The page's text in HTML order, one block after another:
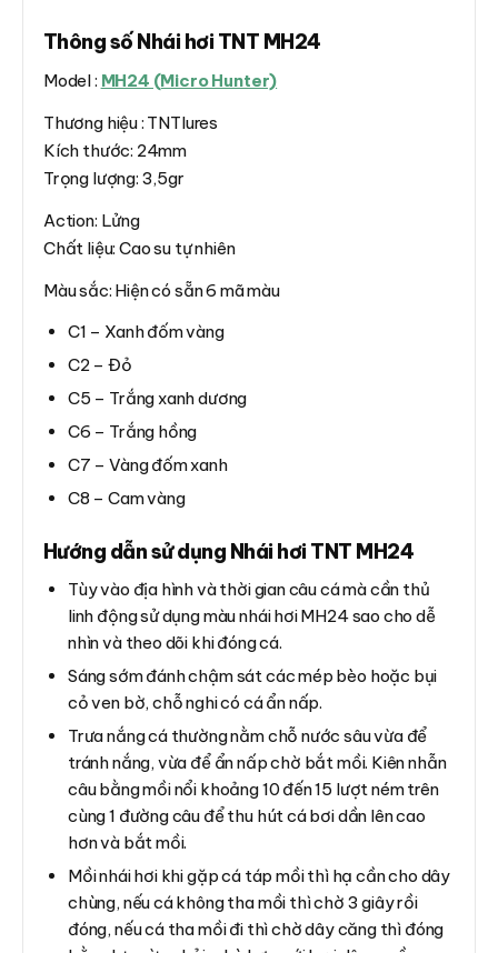
Thông số Nhái hơi TNT MH24
Model : MH24 (Micro Hunter)
Thương hiệu : TNTlures
Kích thước: 24mm
Trọng lượng: 3,5gr
Action: Lửng
Chất liệu: Cao su tự nhiên
Màu sắc: Hiện có sẵn 6 mã màu
C1 – Xanh đốm vàng
C2 – Đỏ
C5 – Trắng xanh dương
C6 – Trắng hồng
C7 – Vàng đốm xanh
C8 – Cam vàng
Hướng dẫn sử dụng Nhái hơi TNT MH24
Tùy vào địa hình và thời gian câu cá mà cần thủ
linh động sử dụng màu nhái hơi MH24 sao cho dễ
nhìn và theo dõi khi đóng cá.
Sáng sớm đánh chậm sát các mép bèo hoặc bụi
cỏ ven bờ, chỗ nghi có cá ẩn nấp.
Trưa nắng cá thường nằm chỗ nước sâu vừa để
tránh nắng, vừa để ẩn nấp chờ bắt mồi. Kiên nhẫn
câu bằng mồi nổi khoảng 10 đến 15 lượt ném trên
cùng 1 đường câu để thu hút cá bơi dần lên cao
hơn và bắt mồi.
Mồi nhái hơi khi gặp cá táp mồi thì hạ cần cho dây
chùng, nếu cá không tha mồi thì chờ 3 giây rồi
đóng, nếu cá tha mồi đi thì chờ dây căng thì đóng